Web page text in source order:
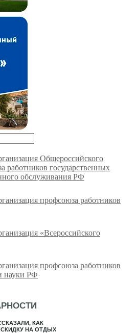
Общероссийского
работников государственных
обслуживания РФ
профсоюза работников
«Всероссийского
профсоюза работников
науки РФ
КАК
НА ОТДЫХ